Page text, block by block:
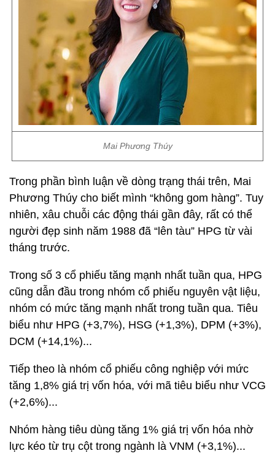
Mai Phương Thúy
Trong phần bình luận về dòng trạng thái trên, Mai
Phương Thúy cho biết mình “không gom hàng”. Tuy
nhiên, xâu chuỗi các động thái gần đây, rất có thể
người đẹp sinh năm 1988 đã “lên tàu” HPG từ vài
tháng trước.
Trong số 3 cổ phiếu tăng mạnh nhất tuần qua, HPG
cũng dẫn đầu trong nhóm cổ phiếu nguyên vật liệu,
nhóm có mức tăng mạnh nhất trong tuần qua. Tiêu
biểu như HPG (+3,7%), HSG (+1,3%), DPM (+3%),
DCM (+14,1%)...
Tiếp theo là nhóm cổ phiếu công nghiệp với mức
tăng 1,8% giá trị vốn hóa, với mã tiêu biểu như VCG
(+2,6%)...
Nhóm hàng tiêu dùng tăng 1% giá trị vốn hóa nhờ
lực kéo từ trụ cột trong ngành là VNM (+3,1%)...